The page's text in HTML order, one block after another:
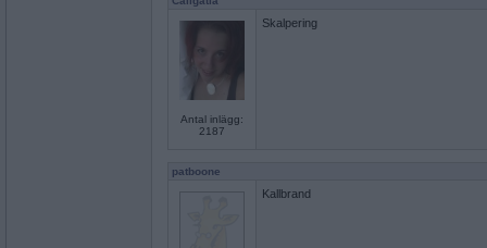
Antal inlägg:
2187
Skalpering
patboone
Kallbrand